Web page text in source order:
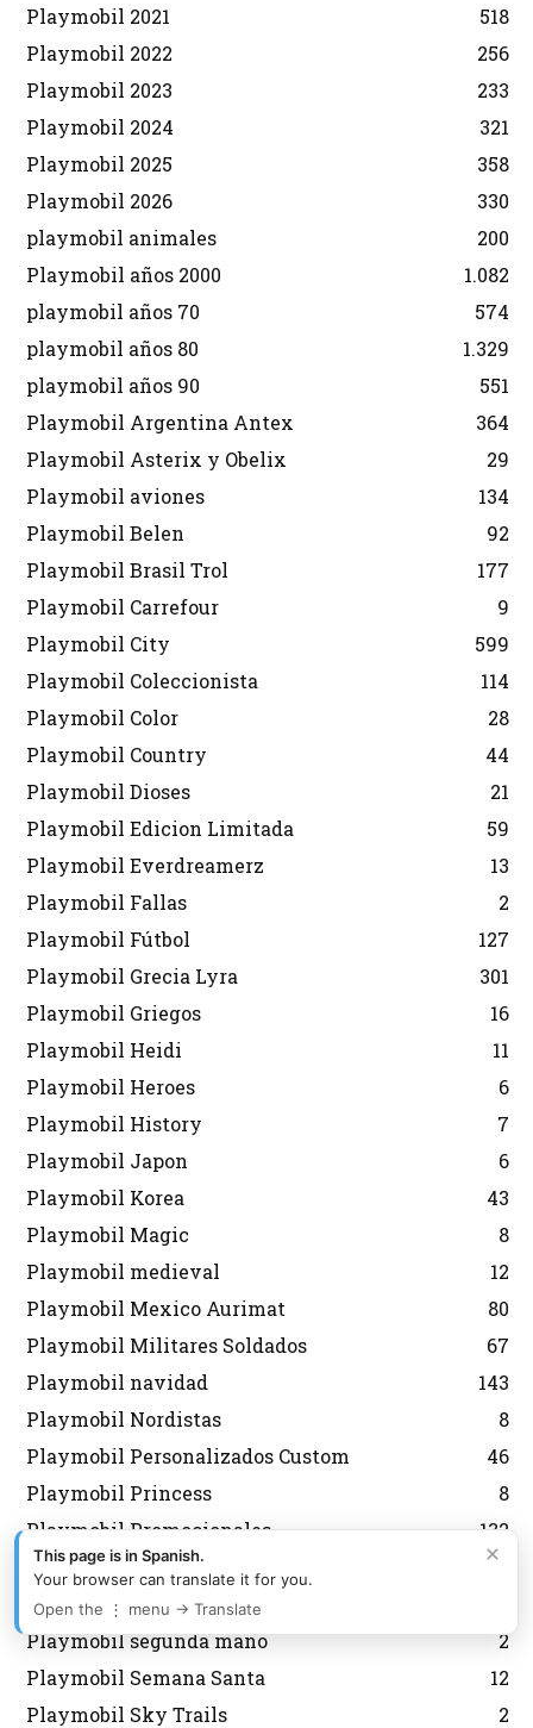
Playmobil 2021
518
Playmobil 2022
256
Playmobil 2023
233
Playmobil 2024
321
Playmobil 2025
358
Playmobil 2026
330
playmobil animales
200
Playmobil años 2000
1.082
playmobil años 70
574
playmobil años 80
1.329
playmobil años 90
551
Playmobil Argentina Antex
364
Playmobil Asterix y Obelix
29
Playmobil aviones
134
Playmobil Belen
92
Playmobil Brasil Trol
177
Playmobil Carrefour
9
Playmobil City
599
Playmobil Coleccionista
114
Playmobil Color
28
Playmobil Country
44
Playmobil Dioses
21
Playmobil Edicion Limitada
59
Playmobil Everdreamerz
13
Playmobil Fallas
2
Playmobil Fútbol
127
Playmobil Grecia Lyra
301
Playmobil Griegos
16
Playmobil Heidi
11
Playmobil Heroes
6
Playmobil History
7
Playmobil Japon
6
Playmobil Korea
43
Playmobil Magic
8
Playmobil medieval
12
Playmobil Mexico Aurimat
80
Playmobil Militares Soldados
67
Playmobil navidad
143
Playmobil Nordistas
8
Playmobil Personalizados Custom
46
Playmobil Princess
8
Playmobil Promocionales
132
Playmobil regreso al futuro
10
Playmobil Scooby Doo
Playmobil segunda mano
2
Playmobil Semana Santa
12
Playmobil Sky Trails
2
×
This page is in Spanish.
Your browser can translate it for you.
Open the ⋮ menu → Translate